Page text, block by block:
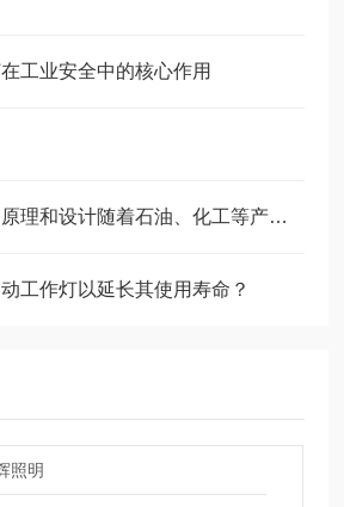
工业安全中的核心作用
隔暴型防暴灯具的原理和设计随着石油、化工等产业的飞速发展
工作灯以延长其使用寿命？
照明